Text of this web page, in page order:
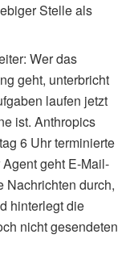
Stelle als
Wer das
geht, unterbricht
laufen jetzt
ist. Anthropics
6 Uhr terminierte
geht E-Mail-
Nachrichten durch,
hinterlegt die
nicht gesendeten